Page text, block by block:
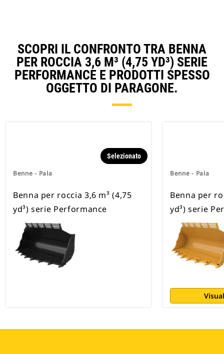
SCOPRI IL CONFRONTO TRA BENNA
PER ROCCIA 3,6 M³ (4,75 YD³) SERIE
PERFORMANCE E PRODOTTI SPESSO
OGGETTO DI PARAGONE.
Benne - Pala
Selezionato
Benna per roccia 3,6 m³ (4,75
yd³) serie Performance
Benne - Pala
Benna per
yd³) serie